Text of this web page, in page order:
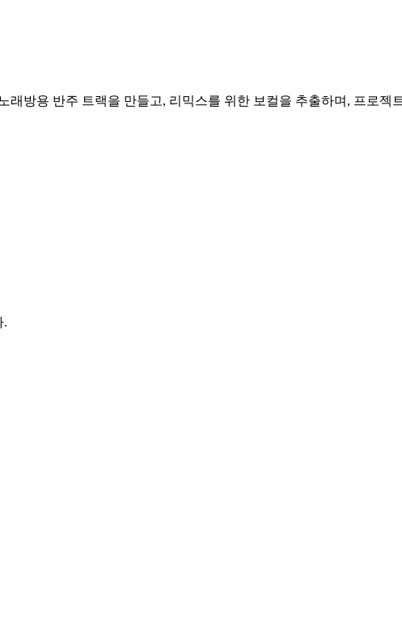
래방용 반주 트랙을 만들고, 리믹스를 위한 보컬을 추출하며, 프로
.